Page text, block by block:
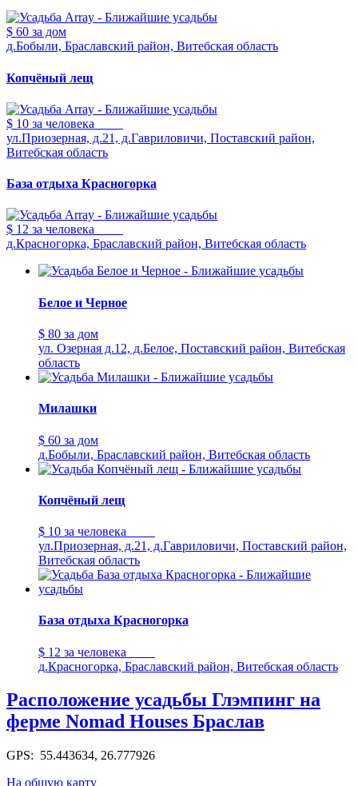
$ 60 за дом
д.Бобыли, Браславский район, Витебская область
Копчёный лещ
$ 10 за человека
ул.Приозерная, д.21, д.Гавриловичи, Поставский район,
Витебская область
База отдыха Красногорка
$ 12 за человека
д.Красногорка, Браславский район, Витебская область
Белое и Черное
$ 80 за дом
ул. Озерная д.12, д.Белое, Поставский район, Витебская
область
Милашки
$ 60 за дом
д.Бобыли, Браславский район, Витебская область
Копчёный лещ
$ 10 за человека
ул.Приозерная, д.21, д.Гавриловичи, Поставский район,
Витебская область
База отдыха Красногорка
$ 12 за человека
д.Красногорка, Браславский район, Витебская область
Расположение усадьбы Глэмпинг на
ферме Nomad Houses Браслав
GPS: 55.443634, 26.777926
На общую карту